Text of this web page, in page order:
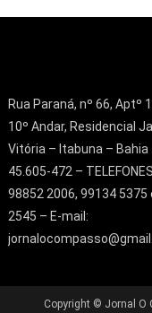
Rua Paraná, nº 66, Aptº
10º Andar, Residencial
Vitória – Itabuna – Bahia
45.605-472 –
98852 2006, 99134 5375
2545 – E-mail:
Copyright © Jornal O